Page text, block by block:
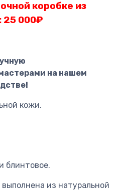
коробке из
25 000₽
на нашем
кожи.
блинтовое.
выполнена из натуральной